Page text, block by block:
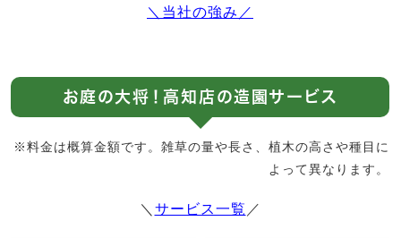
＼当社の強み／
お庭の大将！高知店の造園サービス
※料金は概算金額です。雑草の量や長さ、植木の高さや種目に
よって異なります。
＼ サービス一覧 ／